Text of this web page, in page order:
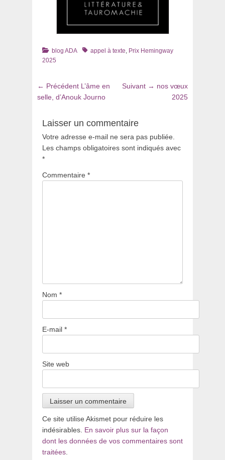
Catégories
blog ADA Tagsappel à texte, Prix Hemingway
2025
Navigation
de
← Précédent Article
précédent
L’âme en
selle, d’Anouk Journo
Suivant → Article
suivant
nos vœux
2025
Laisser un commentaire
Votre adresse e-mail ne sera pas publiée.
Les champs obligatoires sont indiqués avec
*
Commentaire *
Nom *
E-mail *
Site web
Ce site utilise Akismet pour réduire les
indésirables. En savoir plus sur la façon
dont les données de vos commentaires sont
traitées